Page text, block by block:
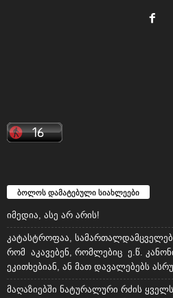
ბოლოს დამატებული სიახლეები
იმედია, ასე არ არის!
კატასტროფაა,
რომ აკავებენ, რომლებიც ე.წ.
ეკითხებიან, ან მათ დავალებებს
მაღაზიებში ნატურალური რძის